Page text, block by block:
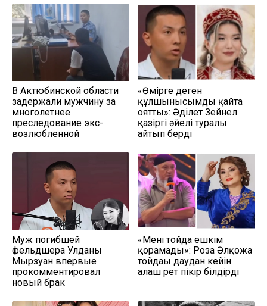
В Актюбинской области
задержали мужчину за
многолетнее
преследование экс-
возлюбленной
«Өмірге деген
құлшынысымды қайта
оятты»: Әділет Зейнел
қазіргі әйелі туралы
айтып берді
Муж погибшей
фельдшера Улданы
Мырзуан впервые
прокомментировал
новый брак
«Мені тойда ешкім
қорғамады»: Роза Әлқожа
тойдағы даудан кейін
алғаш рет пікір білдірді